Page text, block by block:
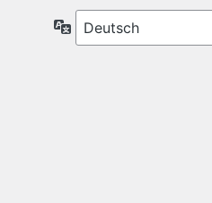
Sprache